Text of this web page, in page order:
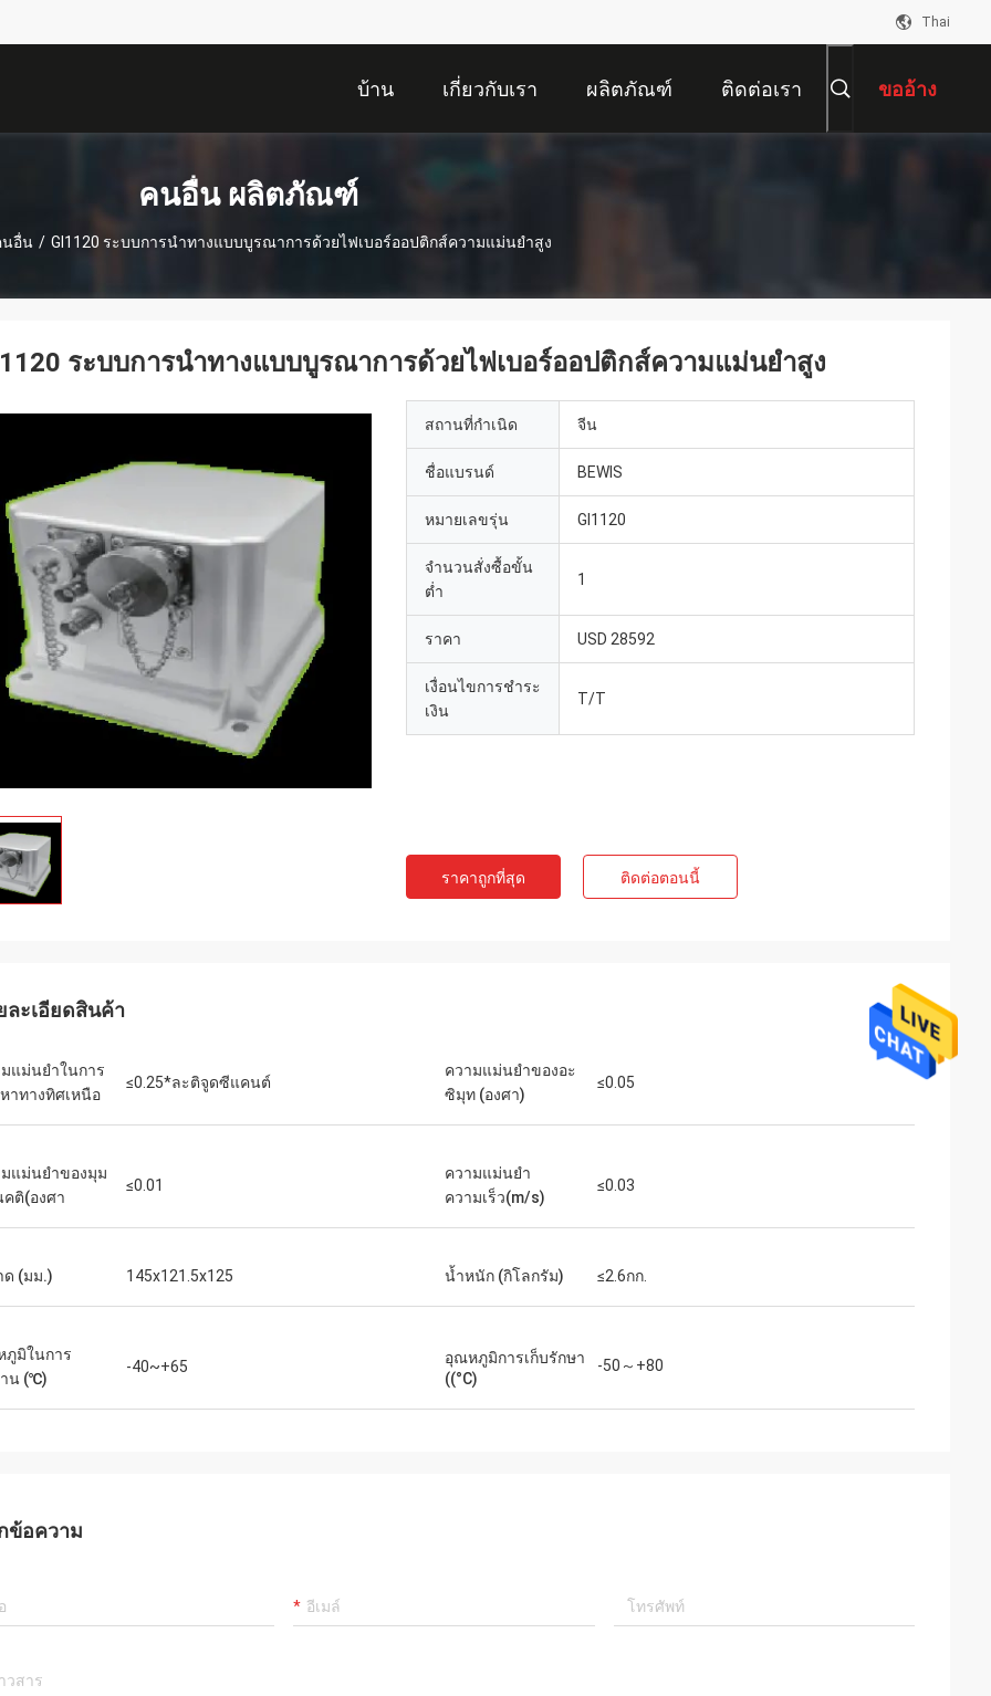
Thai
บ้าน เกี่ยวกับเรา ผลิตภัณฑ์ ติดต่อเรา ขออ้าง
คนอื่น ผลิตภัณฑ์
อื่น / GI1120 ระบบการนําทางแบบบูรณาการด้วยไฟเบอร์ออปติกส์ความแม่นยําสูง
ระบบการนําทางแบบบูรณาการด้วยไฟเบอร์ออปติกส์ความแม่นยําสูง
สถานที่กำเนิด จีน
ชื่อแบรนด์ BEWIS
หมายเลขรุ่น GI1120
จำนวนสั่งซื้อขั้น
ต่ำ
1
ราคา USD 28592
เงื่อนไขการชำระ
เงิน
T/T
ราคาถูกที่สุด ติดต่อตอนนี้
ละเอียดสินค้า
แม่นยําในการ
าทางทิศเหนือ
≤0.25*ละติจูดซีแคนต์
ความแม่นยำของอะ
ซิมุท (องศา)
≤0.05
แม่นยำของมุม
ติ(องศา
≤0.01
ความแม่นยำ
ความเร็ว(m/s)
≤0.03
(มม.) 145x121.5x125 น้ำหนัก (กิโลกรัม) ≤2.6กก.
มิในการ
น (℃)
-40~+65
อุณหภูมิการเก็บรักษา
((°C)
-50～+80
ข้อความ